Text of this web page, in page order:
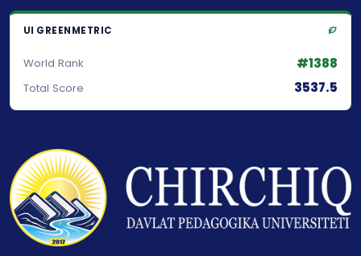
UI GREENMETRIC
World Rank #1388
Total Score 3537.5